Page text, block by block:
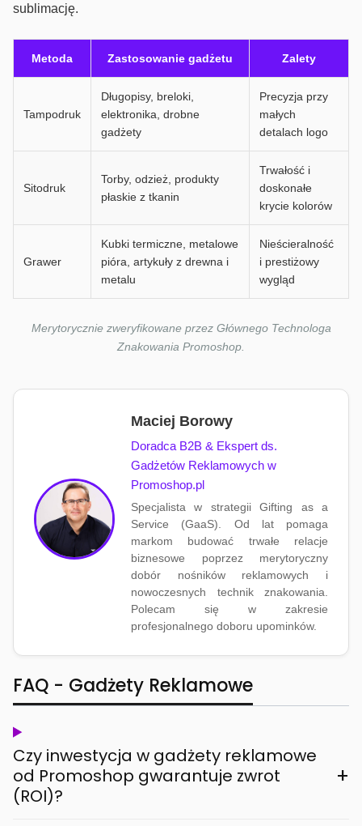
sublimację.
Metoda Zastosowanie gadżetu Zalety
Tampodruk
Długopisy, breloki,
elektronika, drobne
gadżety
Precyzja przy
małych
detalach logo
Sitodruk
Torby, odzież, produkty
płaskie z tkanin
Trwałość i
doskonałe
krycie kolorów
Grawer
Kubki termiczne, metalowe
pióra, artykuły z drewna i
metalu
Nieścieralność
i prestiżowy
wygląd
Merytorycznie zweryfikowane przez Głównego Technologa
Znakowania Promoshop.
Maciej Borowy
Doradca B2B & Ekspert ds.
Gadżetów Reklamowych w
Promoshop.pl
Specjalista w strategii Gifting as a
Service (GaaS). Od lat pomaga
markom budować trwałe relacje
biznesowe poprzez merytoryczny
dobór nośników reklamowych i
nowoczesnych technik znakowania.
Polecam się w zakresie
profesjonalnego doboru upominków.
FAQ - Gadżety Reklamowe
Czy inwestycja w gadżety reklamowe
od Promoshop gwarantuje zwrot
(ROI)?
+